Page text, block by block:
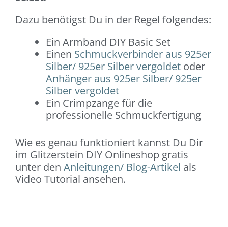
Dazu benötigst Du in der Regel folgendes:
Ein Armband DIY Basic Set
Einen Schmuckverbinder aus 925er
Silber/ 925er Silber vergoldet oder
Anhänger aus 925er Silber/ 925er
Silber vergoldet
Ein Crimpzange für die
professionelle Schmuckfertigung
Wie es genau funktioniert kannst Du Dir
im Glitzerstein DIY Onlineshop gratis
unter den Anleitungen/ Blog-Artikel als
Video Tutorial ansehen.